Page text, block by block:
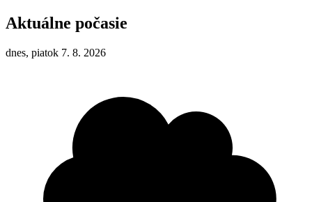
Aktuálne počasie
dnes, piatok 7. 8. 2026